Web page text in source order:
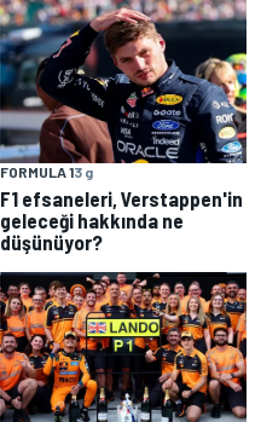
FORMULA 13 g
F1 efsaneleri, Verstappen'in
geleceği hakkında ne
düşünüyor?